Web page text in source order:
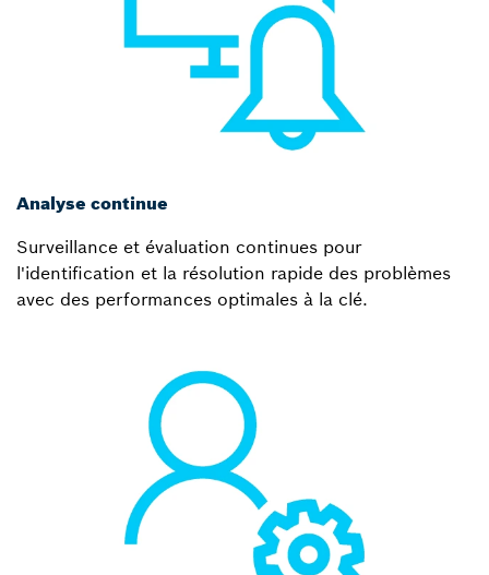
Analyse continue
Surveillance et évaluation continues pour
l'identification et la résolution rapide des problèmes
avec des performances optimales à la clé.